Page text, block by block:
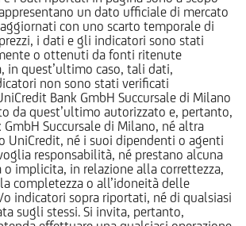
un dato ufficiale di mercato
con uno scarto temporale di
i dati e gli indicatori sono stati
o ottenuti da fonti ritenute
in quest’ultimo caso, tali dati,
non sono stati verificati
Bank GmbH Succursale di Milano
da quest’ultimo autorizzato e, pertanto,
GmbH Succursale di Milano, né altra
UniCredit, né i suoi dipendenti o agenti
responsabilità, né prestano alcuna
o implicita, in relazione alla correttezza,
completezza o all’idoneità delle
indicatori sopra riportati, né di qualsiasi
sugli stessi. Si invita, pertanto,